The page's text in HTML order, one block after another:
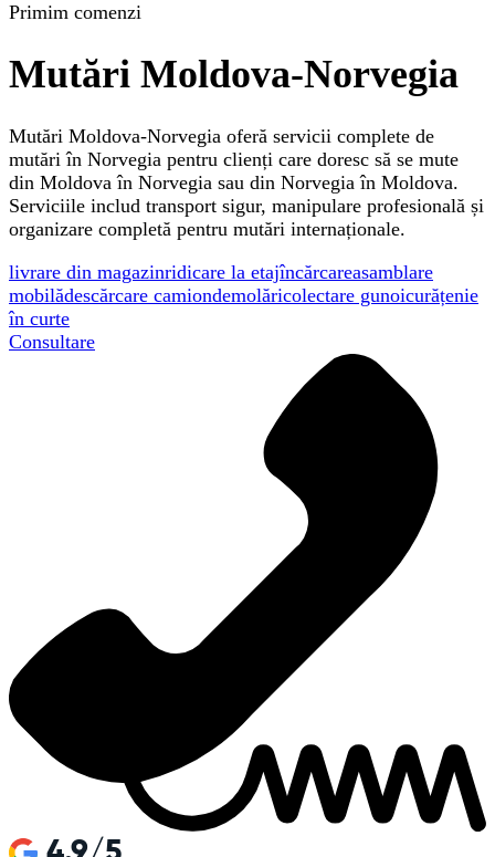
Primim comenzi
Mutări Moldova-Norvegia
Mutări Moldova-Norvegia oferă servicii complete de
mutări în Norvegia pentru clienți care doresc să se mute
din Moldova în Norvegia sau din Norvegia în Moldova.
Serviciile includ transport sigur, manipulare profesională și
organizare completă pentru mutări internaționale.
livrare din magazinridicare la etajîncărcareasamblare
mobilădescărcare camiondemolăricolectare gunoicurățenie
în curte
Consultare